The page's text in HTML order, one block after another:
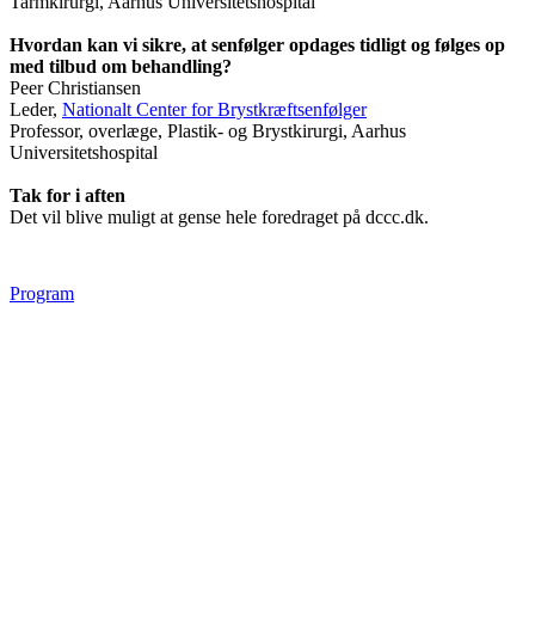
Hvordan kan vi sikre, at senfølger opdages tidligt og følges op
med tilbud om behandling?
Peer Christiansen
Leder, Nationalt Center for Brystkræftsenfølger
Professor, overlæge, Plastik- og Brystkirurgi, Aarhus
Universitetshospital
Tak for i aften
Det vil blive muligt at gense hele foredraget på dccc.dk.
Program